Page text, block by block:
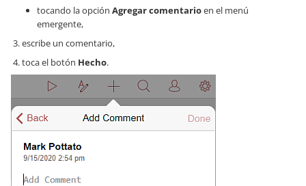
tocando la opción Agregar comentarioen el menú
emergente,
escribe un comentario,
toca el botón Hecho.